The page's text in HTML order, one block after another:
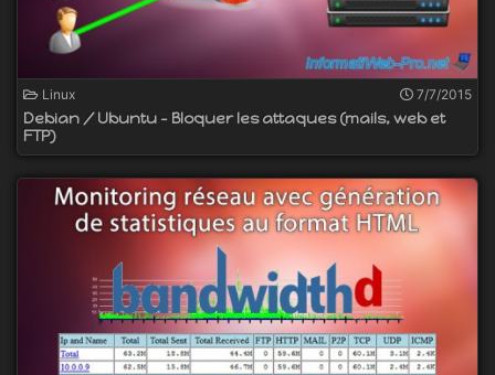
Linux 7/7/2015
Debian / Ubuntu - Bloquer les attaques (mails, web et
FTP)